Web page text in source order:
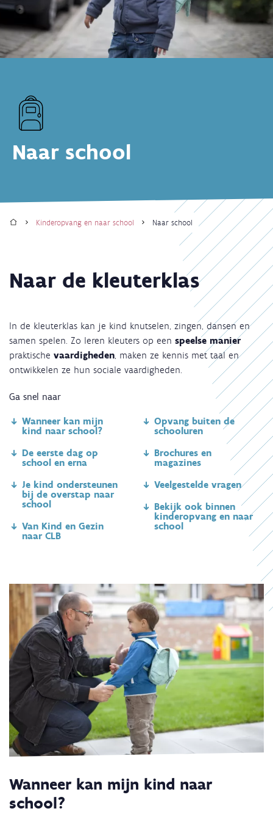
Naar school
HomeKinderopvang en naar school Naar school
Naar de kleuterklas
In de kleuterklas kan je kind knutselen, zingen, dansen en
samen spelen. Zo leren kleuters op een speelse manier
praktische vaardigheden , maken ze kennis met taal en
ontwikkelen ze hun sociale vaardigheden.
Ga snel naar
Wanneer kan mijn
kind naar school?
De eerste dag op
school en erna
Je kind ondersteunen
bij de overstap naar
school
Van Kind en Gezin
naar CLB
Opvang buiten de
schooluren
Brochures en
magazines
Veelgestelde vragen
Bekijk ook binnen
kinderopvang en naar
school
Wanneer kan mijn kind naar
school?